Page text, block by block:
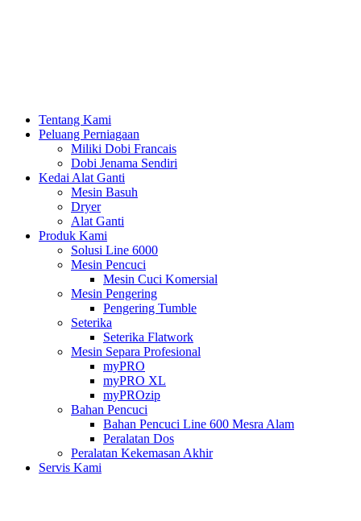
Tentang Kami
Peluang Perniagaan
Miliki Dobi Francais
Dobi Jenama Sendiri
Kedai Alat Ganti
Mesin Basuh
Dryer
Alat Ganti
Produk Kami
Solusi Line 6000
Mesin Pencuci
Mesin Cuci Komersial
Mesin Pengering
Pengering Tumble
Seterika
Seterika Flatwork
Mesin Separa Profesional
myPRO
myPRO XL
myPROzip
Bahan Pencuci
Bahan Pencuci Line 600 Mesra Alam
Peralatan Dos
Peralatan Kekemasan Akhir
Servis Kami